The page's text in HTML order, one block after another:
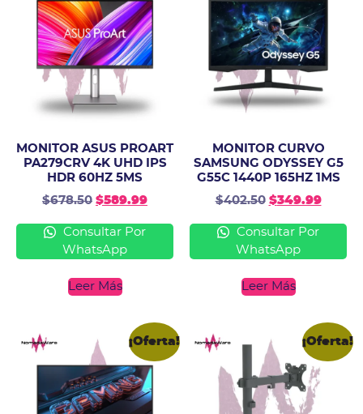
MONITOR ASUS PROART
PA279CRV 4K UHD IPS
HDR 60HZ 5MS
$678.50 $589.99
Consultar Por
WhatsApp
Leer Más
MONITOR CURVO
SAMSUNG ODYSSEY G5
G55C 1440P 165HZ 1MS
$402.50 $349.99
Consultar Por
WhatsApp
Leer Más
¡Oferta! ¡Oferta!